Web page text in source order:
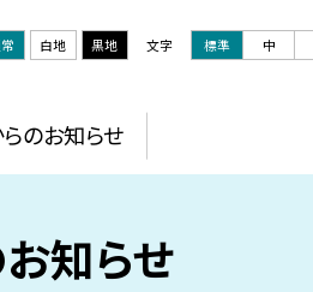
白地 黒地 文字 標準 中
のお知らせ
知らせ